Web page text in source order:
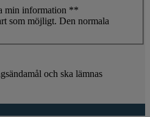
min information **
som möjligt. Den normala
och ska lämnas